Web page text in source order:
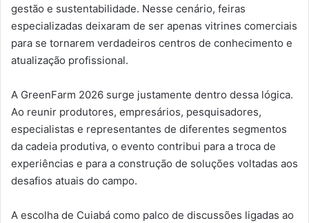
gestão e sustentabilidade. Nesse cenário, feiras
especializadas deixaram de ser apenas vitrines comerciais
para se tornarem verdadeiros centros de conhecimento e
atualização profissional.
A GreenFarm 2026 surge justamente dentro dessa lógica.
Ao reunir produtores, empresários, pesquisadores,
especialistas e representantes de diferentes segmentos
da cadeia produtiva, o evento contribui para a troca de
experiências e para a construção de soluções voltadas aos
desafios atuais do campo.
A escolha de Cuiabá como palco de discussões ligadas ao